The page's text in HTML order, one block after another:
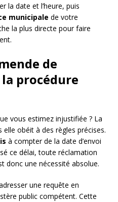
la date et l’heure, puis
municipale de votre
la plus directe pour faire
de
procédure
vous estimez injustifiée ? La
obéit à des règles précises.
à compter de la date d’envoi
ce délai, toute réclamation
donc une nécessité absolue.
une requête en
public compétent. Cette